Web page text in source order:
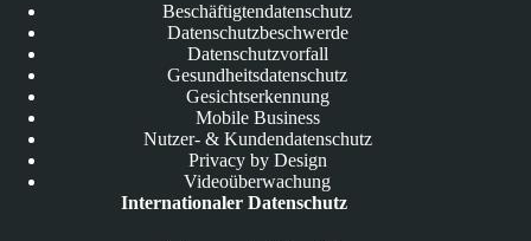
Beschäftigtendatenschutz
Datenschutzbeschwerde
Datenschutzvorfall
Gesundheitsdatenschutz
Gesichtserkennung
Mobile Business
Nutzer- & Kundendatenschutz
Privacy by Design
Videoüberwachung
Internationaler Datenschutz